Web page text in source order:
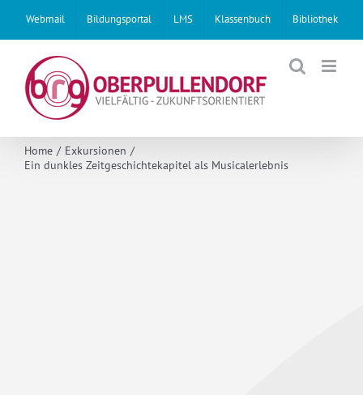
content
Webmail Bildungsportal LMS Klassenbuch Bibliothek
Home
Exkursionen
Ein dunkles Zeitgeschichtekapitel als Musicalerlebnis